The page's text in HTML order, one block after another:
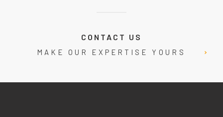
CONTACT US
MAKE OUR EXPERTISE YOURS